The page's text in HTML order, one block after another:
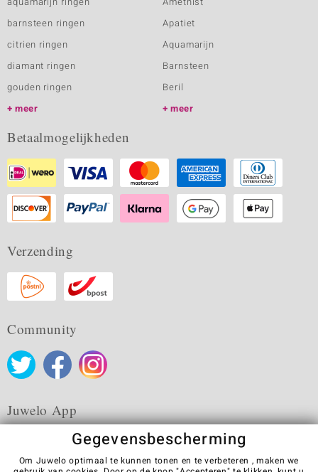
barnsteen ringen
citrien ringen
diamant ringen
gouden ringen
meer
Apatiet
Aquamarijn
Barnsteen
Beril
meer
Betaalmogelijkheden
Verzending
Community
Juwelo App
Gegevensbescherming
Om Juwelo optimaal te kunnen tonen en te verbeteren , maken we